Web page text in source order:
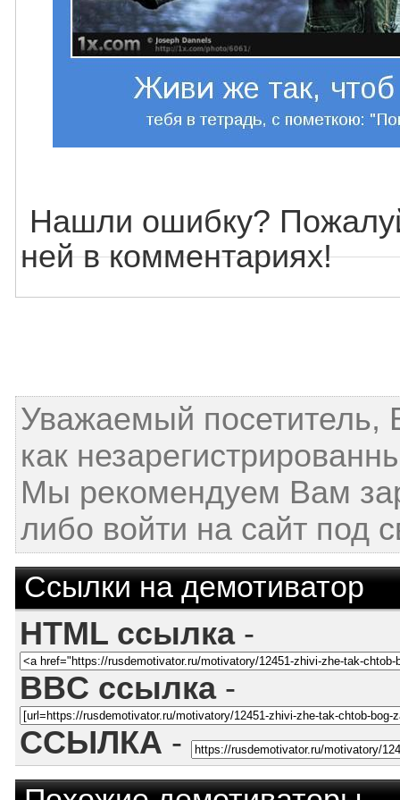
Нашли ошибку?
ней в комментариях!
Уважаемый посетитель,
как
Мы рекомендуем Вам
либо войти на сайт под
Ссылки на демотиватор
HTML ссылка-
BBC ссылка-
ССЫЛКА -